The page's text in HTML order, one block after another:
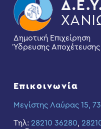
Δημοτική Επιχείρηση
Ύδρευσης
Επικοινωνία
Μεγίστης Λαύρας 15,
Τηλ: 28210 36280,